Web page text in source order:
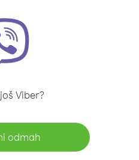
Viber?
odmah